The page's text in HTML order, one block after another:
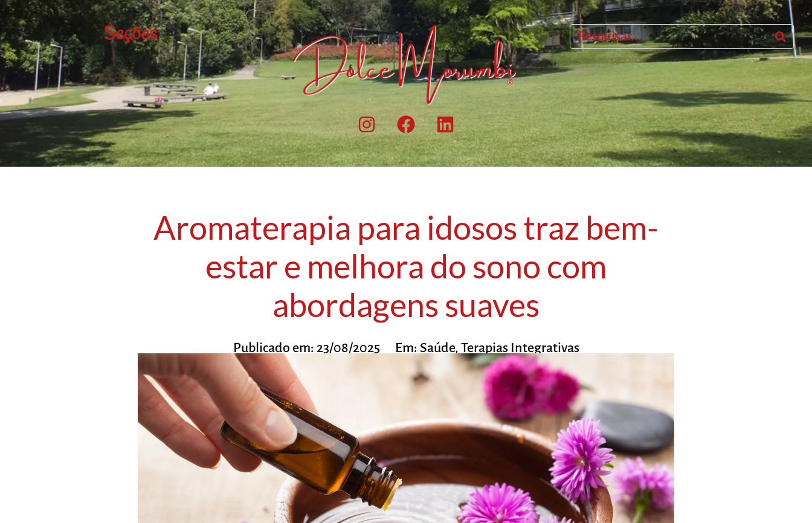
Seções
Aromaterapia para idosos traz bem-
estar e melhora do sono com
abordagens suaves
Publicado em: 23/08/2025 Em: Saúde, Terapias Integrativas